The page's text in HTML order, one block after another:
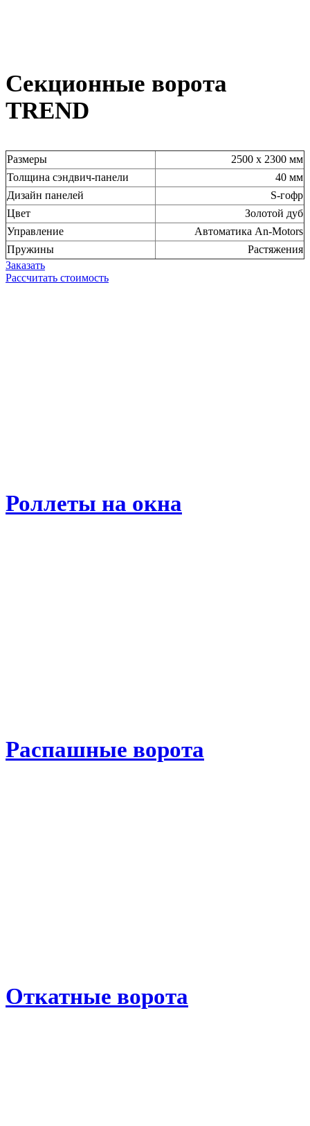
Секционные ворота
TREND
Размеры
2500 х 2300 мм
Толщина сэндвич-панели
40 мм
Дизайн панелей
S-гофр
Цвет
Золотой дуб
Управление
Автоматика An-Motors
Пружины
Растяжения
Заказать
Рассчитать стоимость
Роллеты на окна
Распашные ворота
Откатные ворота